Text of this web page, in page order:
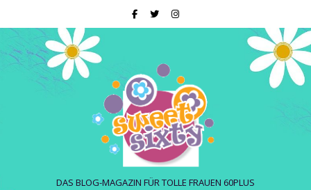
DAS BLOG-MAGAZIN FÜR TOLLE FRAUEN 60PLUS